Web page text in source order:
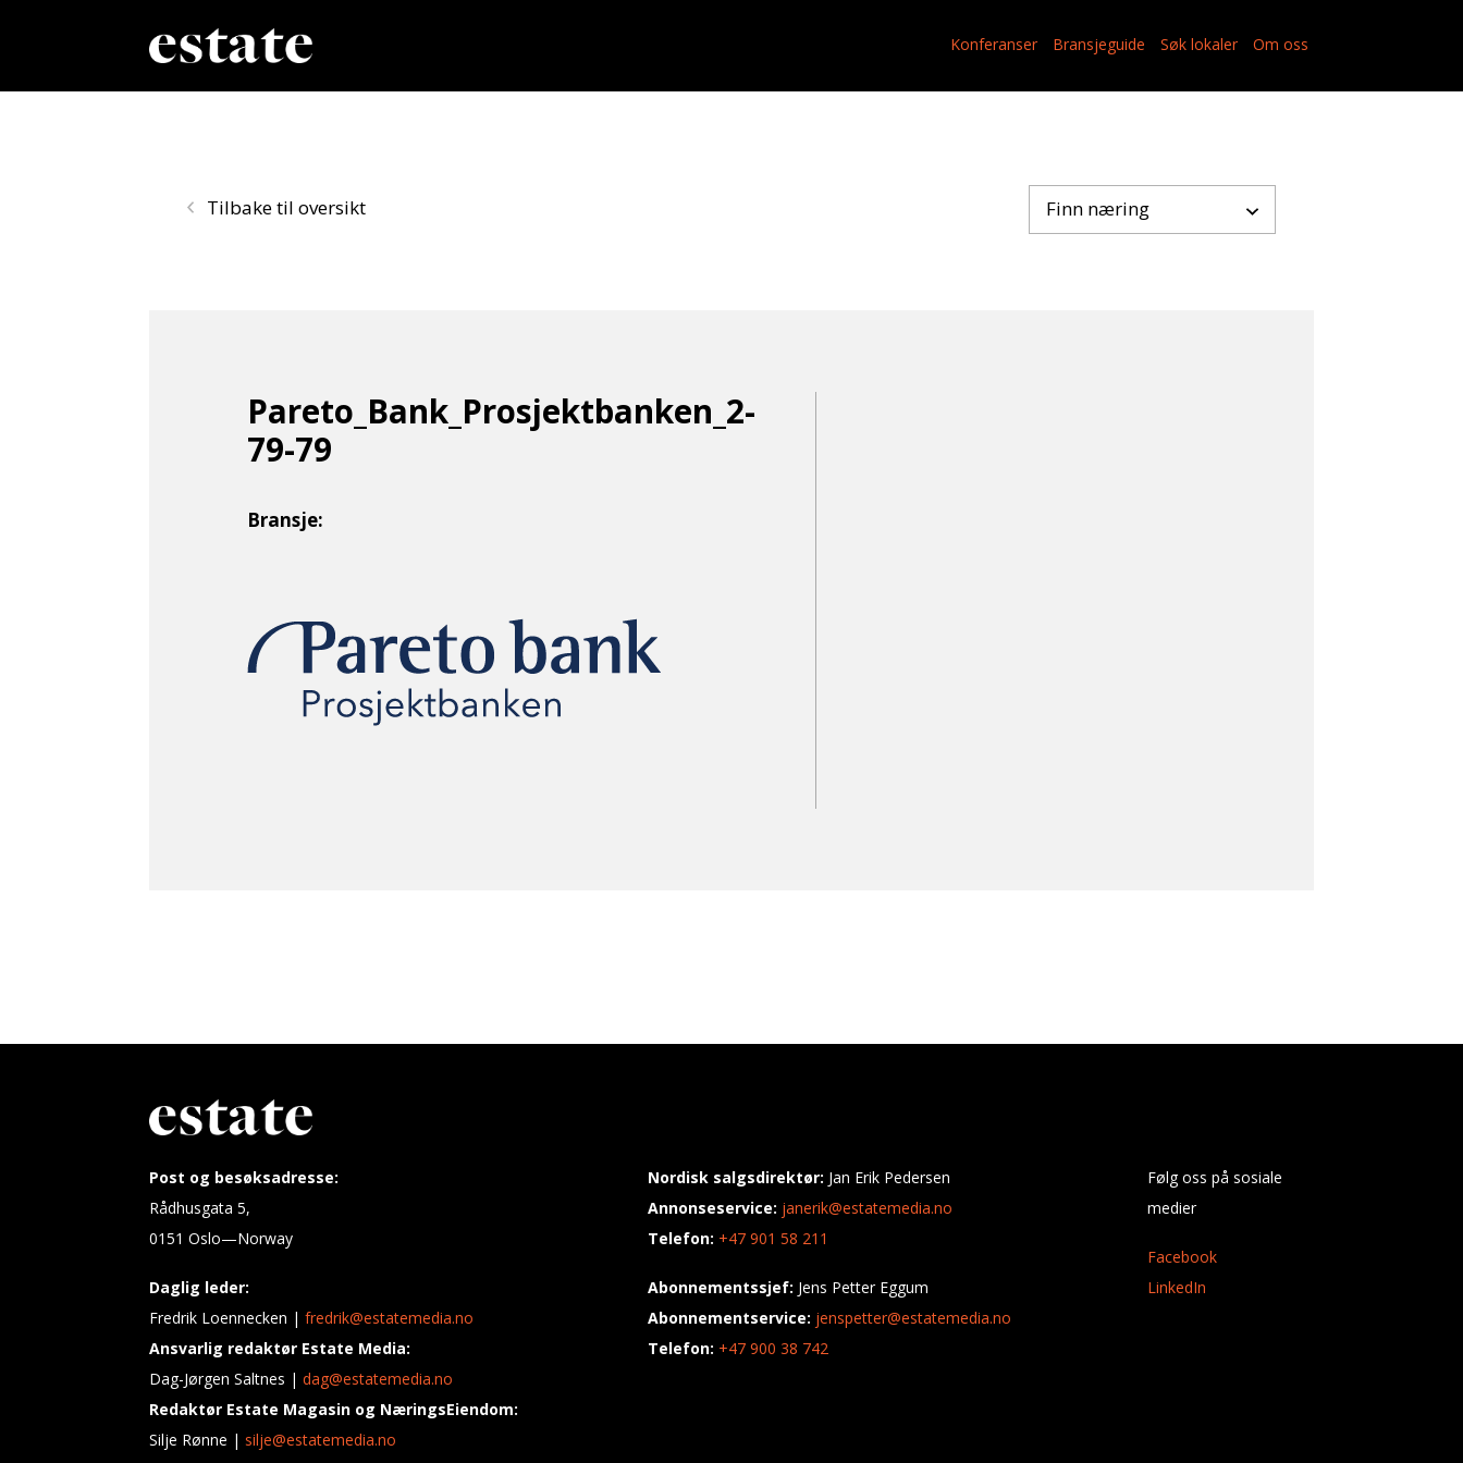
Konferanser Bransjeguide Søk lokaler Om oss
Tilbake til oversikt Finn næring
Pareto_Bank_Prosjektbanken_2-
79-79
Bransje:
Post og besøksadresse:
Rådhusgata 5,
0151 Oslo—Norway
Daglig leder:
Fredrik Loennecken | fredrik@estatemedia.no
Ansvarlig redaktør Estate Media:
Dag-Jørgen Saltnes | dag@estatemedia.no
Redaktør Estate Magasin og NæringsEiendom:
Silje Rønne | silje@estatemedia.no
Nordisk salgsdirektør: Jan Erik Pedersen
Annonseservice: janerik@estatemedia.no
Telefon: +47 901 58 211
Abonnementssjef: Jens Petter Eggum
Abonnementservice: jenspetter@estatemedia.no
Telefon: +47 900 38 742
Følg oss på sosiale
medier
Facebook
LinkedIn